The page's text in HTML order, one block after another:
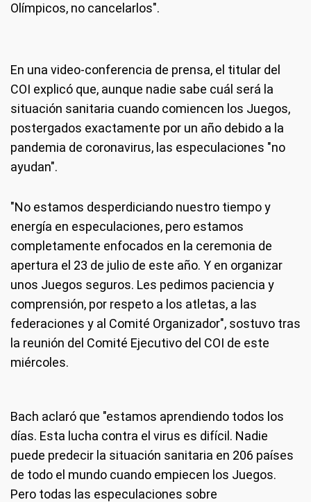
Olímpicos, no cancelarlos".
En una video-conferencia de prensa, el titular del
COI explicó que, aunque nadie sabe cuál será la
situación sanitaria cuando comiencen los Juegos,
postergados exactamente por un año debido a la
pandemia de coronavirus, las especulaciones "no
ayudan".
"No estamos desperdiciando nuestro tiempo y
energía en especulaciones, pero estamos
completamente enfocados en la ceremonia de
apertura el 23 de julio de este año. Y en organizar
unos Juegos seguros. Les pedimos paciencia y
comprensión, por respeto a los atletas, a las
federaciones y al Comité Organizador", sostuvo tras
la reunión del Comité Ejecutivo del COI de este
miércoles.
Bach aclaró que "estamos aprendiendo todos los
días. Esta lucha contra el virus es difícil. Nadie
puede predecir la situación sanitaria en 206 países
de todo el mundo cuando empiecen los Juegos.
Pero todas las especulaciones sobre